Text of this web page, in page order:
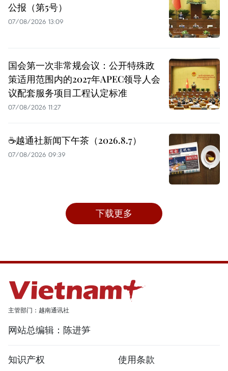
公报（第5号）
07/08/2026 13:09
国会第一次非常规会议：公开特殊政
策适用范围内的2027年APEC领导人会
议配套服务项目工程认定标准
07/08/2026 11:27
☕️越通社新闻下午茶（2026.8.7）
07/08/2026 09:39
下载更多
主管部门：越南通讯社
网站总编辑：陈进笋
知识产权 使用条款